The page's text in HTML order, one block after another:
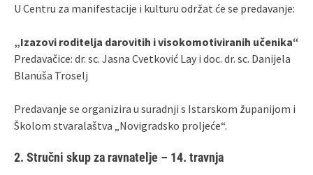
U Centru za manifestacije i kulturu održat će se predavanje:
„Izazovi roditelja darovitih i visokomotiviranih učenika“
Predavačice: dr. sc. Jasna Cvetković Lay i doc. dr. sc. Danijela
Blanuša Troselj
Predavanje se organizira u suradnji s Istarskom županijom i
Školom stvaralaštva „Novigradsko proljeće“.
2. Stručni skup za ravnatelje – 14. travnja